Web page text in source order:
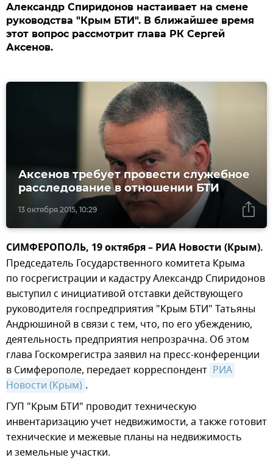
Александр Спиридонов настаивает на смене
руководства "Крым БТИ". В ближайшее время
этот вопрос рассмотрит глава РК Сергей
Аксенов.
13 октября 2015, 10:29
Аксенов требует провести служебное
расследование в отношении БТИ
СИМФЕРОПОЛЬ, 19 октября – РИА Новости (Крым).
Председатель Государственного комитета Крыма
по госрегистрации и кадастру Александр Спиридонов
выступил с инициативой отставки действующего
руководителя госпредприятия "Крым БТИ" Татьяны
Андрюшиной в связи с тем, что, по его убеждению,
деятельность предприятия непрозрачна. Об этом
глава Госкомрегистра заявил на пресс-конференции
в Симферополе, передает корреспондент РИА
Новости (Крым) .
ГУП "Крым БТИ" проводит техническую
инвентаризацию учет недвижимости, а также готовит
технические и межевые планы на недвижимость
и земельные участки.